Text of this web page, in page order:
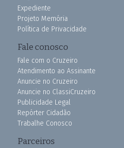
Expediente
Projeto Memória
Política de Privacidade
Fale conosco
Fale com o Cruzeiro
Atendimento ao Assinante
Anuncie no Cruzeiro
Anuncie no ClassiCruzeiro
Publicidade Legal
Repórter Cidadão
Trabalhe Conosco
Parceiros